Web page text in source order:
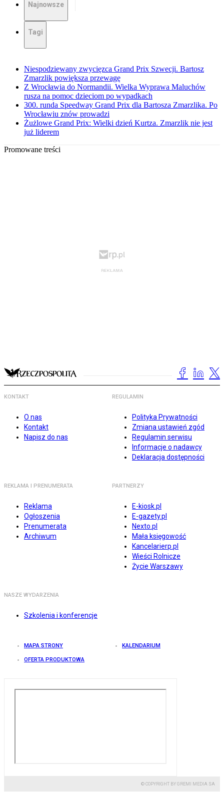
Najnowsze
Tagi
Niespodziewany zwycięzca Grand Prix Szwecji. Bartosz
Zmarzlik powiększa przewagę
Z Wrocławia do Normandii. Wielka Wyprawa Maluchów
rusza na pomoc dzieciom po wypadkach
300. runda Speedway Grand Prix dla Bartosza Zmarzlika. Po
Wrocławiu znów prowadzi
Żużlowe Grand Prix: Wielki dzień Kurtza. Zmarzlik nie jest
już liderem
Promowane treści
KONTAKT
O nas
Kontakt
Napisz do nas
REGULAMIN
Polityka Prywatności
Zmiana ustawień zgód
Regulamin serwisu
Informacje o nadawcy
Deklaracja dostępności
REKLAMA I PRENUMERATA
Reklama
Ogłoszenia
Prenumerata
Archiwum
PARTNERZY
E-kiosk.pl
E-gazety.pl
Nexto.pl
Mała księgowość
Kancelarierp.pl
Wieści Rolnicze
Życie Warszawy
NASZE WYDARZENIA
Szkolenia i konferencje
MAPA STRONY KALENDARIUM
OFERTA PRODUKTOWA
© COPYRIGHT BY GREMI MEDIA SA